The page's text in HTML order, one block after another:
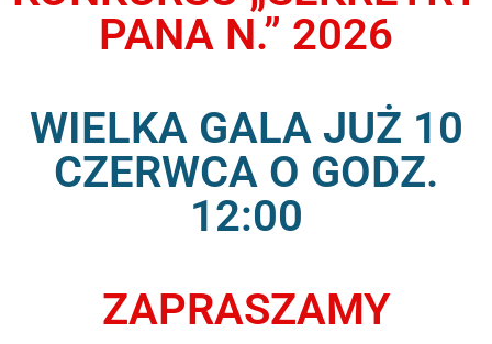
PANA N.” 2026
WIELKA GALA JUŻ 10
CZERWCA O GODZ.
12:00
ZAPRASZAMY